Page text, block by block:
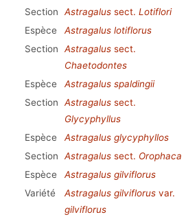
Section Astragalus sect. Lotiflori
Espèce
Astragalus lotiflorus
Section
Astragalus sect.
Chaetodontes
Espèce Astragalus spaldingii
Section
Astragalus sect.
Glycyphyllus
Espèce Astragalus glycyphyllos
Section
Astragalus sect. Orophaca
Espèce
Astragalus gilviflorus
Variété
Astragalus gilviflorus var.
gilviflorus